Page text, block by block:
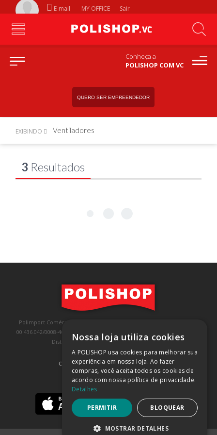
E-mail MY OFFICE Sair
Conheça a
POLISHOP COM VC
QUERO SER EMPREENDEDOR
EXIBINDO Ventiladores
3 Resultados
Polimport Comércio e Exportação LTDA, inscrita no CNPJ/MF sob o nº
00.436.042/0008-46, IE 407.458.707.103, com sede na Rua Kanebo, nº 175,
Distrito Industrial, Jundiaí/SP, CEP: 13213-090
COMPRA 100% SEGURA (SAIBA MAIS)
BAIXE NOSSO APP
Nossa loja utiliza cookies
A POLISHOP usa cookies para melhorar sua
experiência em nossa loja. Ao fazer
compras, você aceita todos os cookies de
acordo com nossa política de privacidade.
Detalhes
PERMITIR BLOQUEAR
MOSTRAR DETALHES